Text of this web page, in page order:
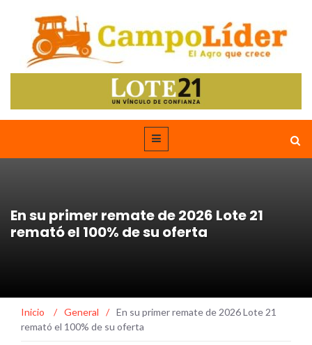
En su primer remate de 2026 Lote 21
remató el 100% de su oferta
Inicio / General / En su primer remate de 2026 Lote 21
remató el 100% de su oferta